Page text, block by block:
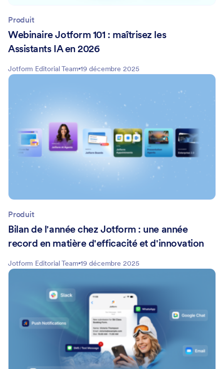
Produit
Webinaire Jotform 101 : maîtrisez les
Assistants IA en 2026
Jotform Editorial Team 19 décembre 2025
Produit
Bilan de l'année chez Jotform : une année
record en matière d'efficacité et d'innovation
Jotform Editorial Team 19 décembre 2025